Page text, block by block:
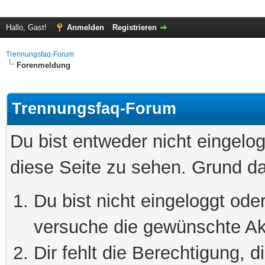
Hallo, Gast! Anmelden Registrieren
Trennungsfaq-Forum
Forenmeldung
Trennungsfaq-Forum
Du bist entweder nicht
diese Seite zu sehen. Grund
Du bist nicht eingeloggt
versuche die gewünschte
Dir fehlt die Berechtigung,